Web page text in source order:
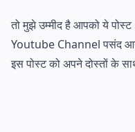
तो मुझे उम्मीद है आपको ये
Youtube Channel पसंद
इस पोस्ट को अपने दोस्तों के